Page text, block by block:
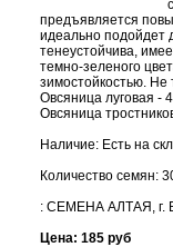
предъявляется
идеально подойдет
тенеустойчива,
темно-зеленого
зимостойкостью. Не
Овсяница луговая -
Овсяница
Наличие: Есть на
Количество семян:
: СЕМЕНА АЛТАЯ, г.
Цена: 185 руб